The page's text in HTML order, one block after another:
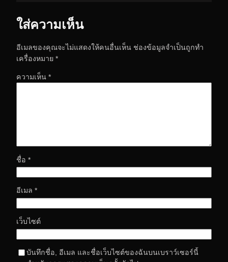
ใส่ความเห็น
อีเมลของคุณจะไม่แสดงให้คนอื่นเห็น ช่องข้อมูลจำเป็นถูกทำ
เครื่องหมาย *
ความเห็น *
ชื่อ *
อีเมล *
เว็บไซต์
บันทึกชื่อ, อีเมล และชื่อเว็บไซต์ของฉันบนเบราว์เซอร์นี้